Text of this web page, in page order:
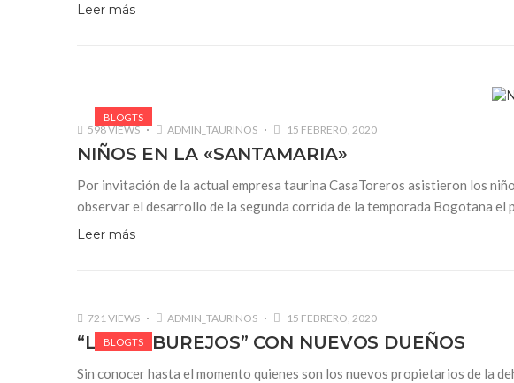
Leer más
BLOGTS
598 VIEWS ADMIN_TAURINOS 15 FEBRERO, 2020
NIÑOS EN LA «SANTAMARIA»
Por invitación de la actual empresa taurina CasaToreros asistieron los
observar el desarrollo de la segunda corrida de la temporada Bogotana el
Leer más
BLOGTS
721 VIEWS ADMIN_TAURINOS 15 FEBRERO, 2020
“LOS ALBUREJOS” CON NUEVOS DUEÑOS
Sin conocer hasta el momento quienes son los nuevos propietarios de la